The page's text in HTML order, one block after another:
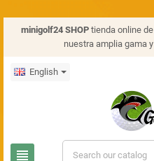
minigolf24 SHOP tienda online de
nuestra amplia gama
English
view_headline